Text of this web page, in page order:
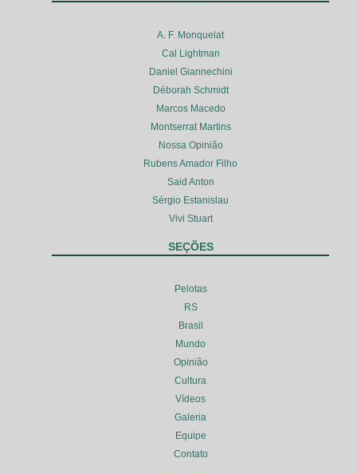
A. F. Monquelat
Cal Lightman
Daniel Giannechini
Déborah Schmidt
Marcos Macedo
Montserrat Martins
Nossa Opinião
Rubens Amador Filho
Said Anton
Sérgio Estanislau
Vivi Stuart
SEÇÕES
Pelotas
RS
Brasil
Mundo
Opinião
Cultura
Vídeos
Galeria
Equipe
Contato